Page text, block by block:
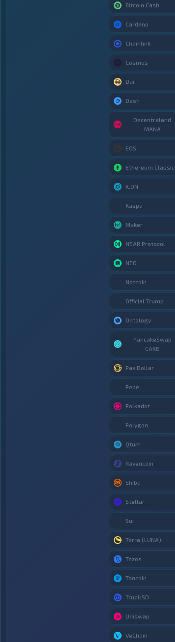
Bitcoin Cash
Cardano
Chainlink
Cosmos
Dai
Dash
Decentraland
MANA
EOS
Ethereum Classic
ICON
Kaspa
Maker
NEAR Protocol
NEO
Notcoin
Official Trump
Ontology
PancakeSwap
CAKE
Pax Dollar
Pepe
Polkadot
Polygon
Qtum
Ravencoin
Shiba
Stellar
Sui
Terra (LUNA)
Tezos
Toncoin
TrueUSD
Uniswap
VeChain